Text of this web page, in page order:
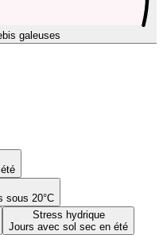
galeuses
sous 20°C
Stress hydrique
Jours avec sol sec en été